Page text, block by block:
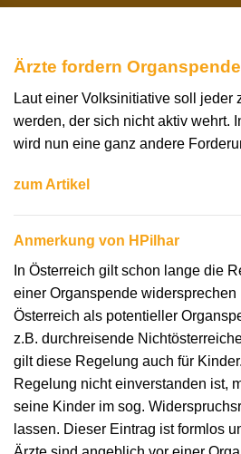
Ärzte fordern
Laut einer Volksinitiative soll jeder
werden, der sich nicht aktiv wehrt.
wird nun eine ganz andere
zum Artikel
Anmerkung von HPilhar
In Österreich gilt schon lange die
einer Organspende widersprechen
Österreich als potentieller
z.B. durchreisende
gilt diese Regelung auch für
Regelung nicht einverstanden ist,
seine Kinder im sog.
lassen. Dieser Eintrag ist formlos